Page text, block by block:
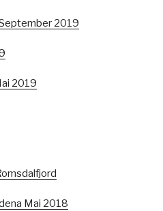
2019
2019
Mai 2018